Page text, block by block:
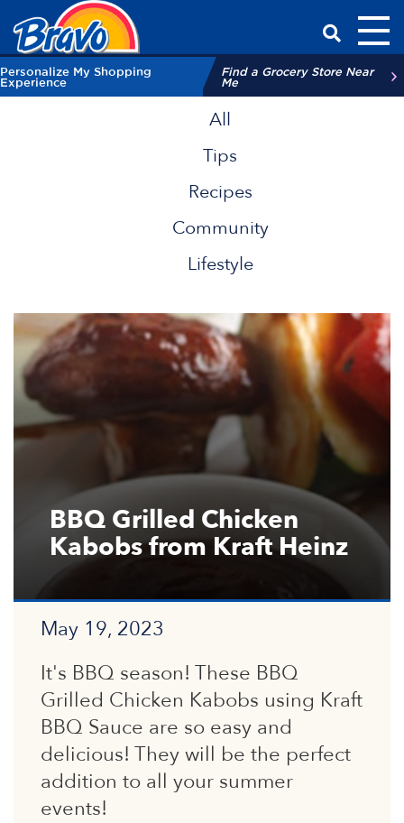
Have a
Personalize My Shopping
Experience
Find a Grocery Store Near
Me
All
Tips
Recipes
Community
Lifestyle
BBQ Grilled Chicken
Kabobs from Kraft Heinz
May 19, 2023
It's BBQ season! These BBQ
Grilled Chicken Kabobs using Kraft
BBQ Sauce are so easy and
delicious! They will be the perfect
addition to all your summer
events!